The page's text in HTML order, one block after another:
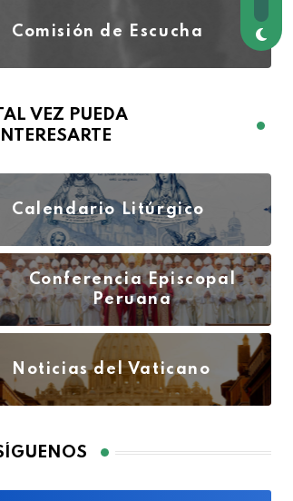
Comisión de Escucha
VEZ PUEDA
INTERESARTE
Calendario Litúrgico
Conferencia Episcopal
Peruana
Noticias del Vaticano